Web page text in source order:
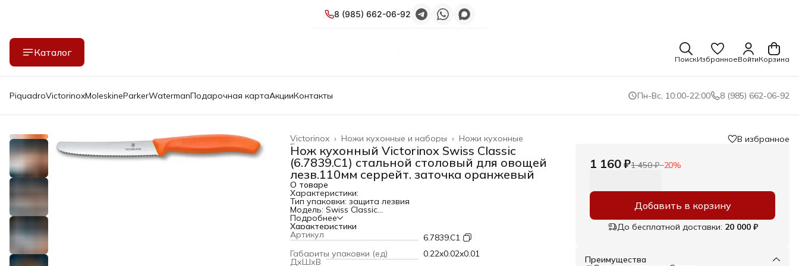
8 (985) 662-06-92
Каталог
ПоискИзбранноеВойтиКорзина
PiquadroVictorinoxMoleskineParkerWatermanПодарочная картаАкцииКонтакты Пн-Вс, 10:00-22:00 8 (985) 662-06-92
Ножи кухонные
Ножи кухонные и наборы ›
Victorinox ›
Главная
Нож кухонный Victorinox Swiss Classic
(6.7839.C1) стальной столовый для овощей
лезв.110мм серрейт. заточка оранжевый
О товаре
Характеристики:
Тип упаковки: защита лезвия
Модель: Swiss Classic
PartNumber/Артикул Производителя: 6.7839.C1
Длина лезвия: 110 мм
Заточка: серрейтор
Тип ножа: стальной
Вид ножа: столовый
Назначение: для овощей
Подробнее
Характеристики
Артикул
6.7839.C1
Габариты упаковки (ед)
ДхШхВ
0.22x0.02x0.01
В избранное
1 160 ₽1 450 ₽−20%
Добавить в корзину
До бесплатной доставки: 20 000 ₽
Преимущества